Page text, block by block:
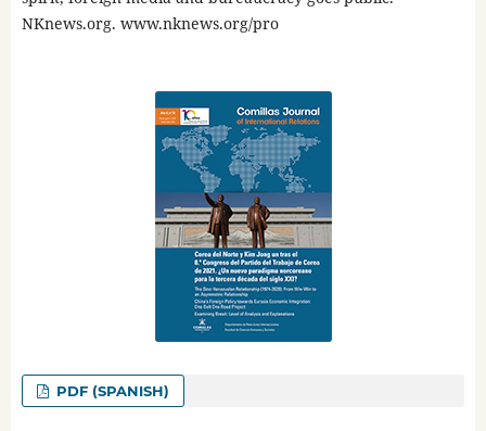
NKnews.org. www.nknews.org/pro
PDF (SPANISH)